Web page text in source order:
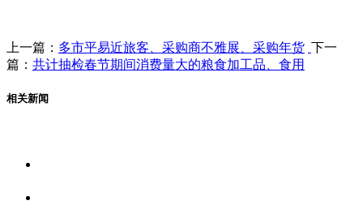
上一篇： 多市平易近旅客、采购商不雅展、采购年货 下一
篇： 共计抽检春节期间消费量大的粮食加工品、食用
相关新闻